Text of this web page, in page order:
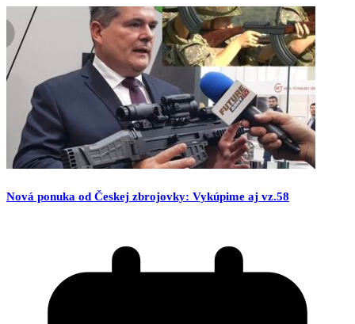
Nová ponuka od Českej zbrojovky: Vykúpime aj vz.58